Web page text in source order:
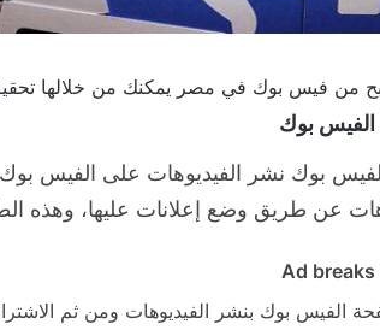
من فيس بوك في مصر يمكنك من خلالها تحقيق
الفيس بوك
بوك نشر الفيديوهات على الفيس بوك
عن طريق وضع إعلانات عليها، وهذه
الفيس بوك بنشر الفيديوهات ومن ثم